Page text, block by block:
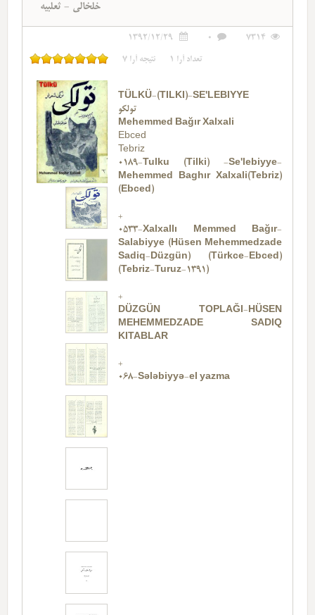
خلخالی - ثعلبیه
7314
0
1392/12/29
تعداد آرا 1 نتیجه آرا 7
TÜLKÜ-(TILKI)-SE'LEBIYYE
تولکو
Mehemmed Bağır Xalxali
Ebced
Tebriz
0189-Tulku (Tilki) -Se'lebiyye-
Mehemmed Baghır Xalxali(Tebriz)
(Ebced)
+
0533-Xalxallı Memmed Bağır-
Salabiyye (Hüsen Mehemmedzade
Sadiq-Düzgün) (Türkce-Ebced)
(Tebriz-Turuz-1391)
+
DÜZGÜN TOPLAĞI-HÜSEN
MEHEMMEDZADE SADIQ
KITABLAR
+
068-Sələbiyyə-el yazma